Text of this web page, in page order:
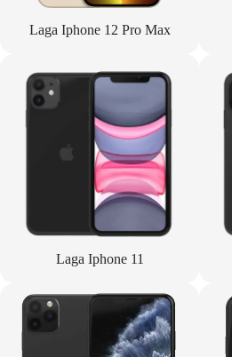
Laga Iphone 12 Pro Max
Laga Iphone 11